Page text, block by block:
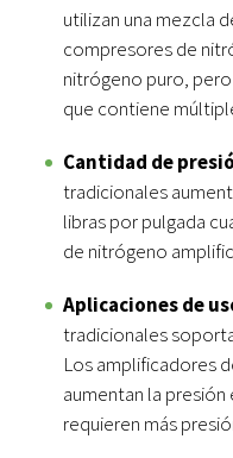
utilizan una mezcla
compresores de
nitrógeno puro,
que contiene
Cantidad de
tradicionales
libras por pulgada
de nitrógeno
Aplicaciones de
tradicionales
Los amplificadores
aumentan la presión
requieren más